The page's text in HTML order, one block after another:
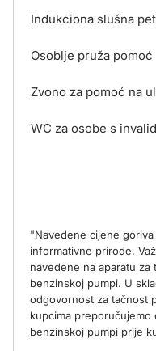
Indukciona slušna
Osoblje pruža pomoć
Zvono za pomoć na
WC za osobe s
"Navedene cijene
informativne prirode.
navedene na aparatu
benzinskoj pumpi. U
odgovornost za tačnost
kupcima preporučujemo
benzinskoj pumpi prije